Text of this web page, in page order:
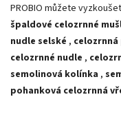
PROBIO můžete
špaldové celozrnné
nudle selské ,
celozrnné nudle ,
semolinová kolínka ,
pohanková celozrnná